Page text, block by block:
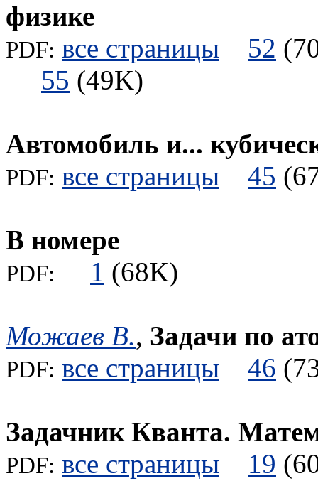
физике
PDF: все страницы 52
55 (49K)
Автомобиль и...
PDF: все страницы 45
В номере
PDF: 1 (68K)
Можаев В., Задачи по
PDF: все страницы 46
Задачник Кванта.
PDF: все страницы 19